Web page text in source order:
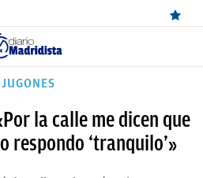
la calle me dicen que
respondo ‘tranquilo’»